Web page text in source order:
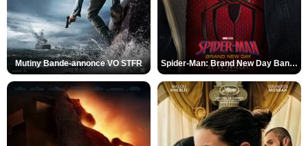
Mutiny Bande-annonce VO STFR Spider-Man: Brand New Day Bande-annonce VO STFR